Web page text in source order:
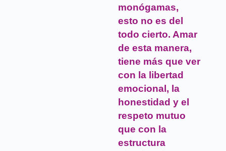
monógamas,
esto no es del
todo cierto. Amar
de esta manera,
tiene más que ver
con la libertad
emocional, la
honestidad y el
respeto mutuo
que con la
estructura